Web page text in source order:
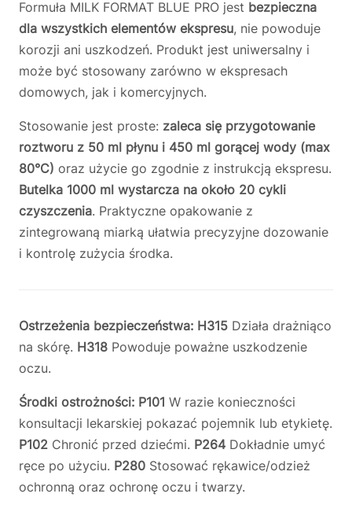
Formuła MILK FORMAT BLUE PRO jest bezpieczna
dla wszystkich elementów ekspresu, nie powoduje
korozji ani uszkodzeń. Produkt jest uniwersalny i
może być stosowany zarówno w ekspresach
domowych, jak i komercyjnych.
Stosowanie jest proste: zaleca się przygotowanie
roztworu z 50 ml płynu i 450 ml gorącej wody (max
80°C) oraz użycie go zgodnie z instrukcją ekspresu.
Butelka 1000 ml wystarcza na około 20 cykli
czyszczenia. Praktyczne opakowanie z
zintegrowaną miarką ułatwia precyzyjne dozowanie
i kontrolę zużycia środka.
Ostrzeżenia bezpieczeństwa: H315 Działa drażniąco
na skórę. H318 Powoduje poważne uszkodzenie
oczu.
Środki ostrożności: P101 W razie konieczności
konsultacji lekarskiej pokazać pojemnik lub etykietę.
P102 Chronić przed dziećmi. P264 Dokładnie umyć
ręce po użyciu. P280 Stosować rękawice/odzież
ochronną oraz ochronę oczu i twarzy.